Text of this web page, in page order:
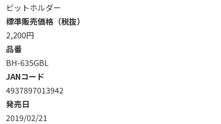
ビットホルダー
標準販売価格（税抜）
2,200円
品番
BH-635GBL
JANコード
4937897013942
発売日
2019/02/21